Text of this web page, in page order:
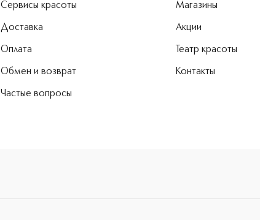
Сервисы красоты
Доставка
Оплата
Обмен и возврат
Частые вопросы
Магазины
Акции
Театр красоты
Контакты